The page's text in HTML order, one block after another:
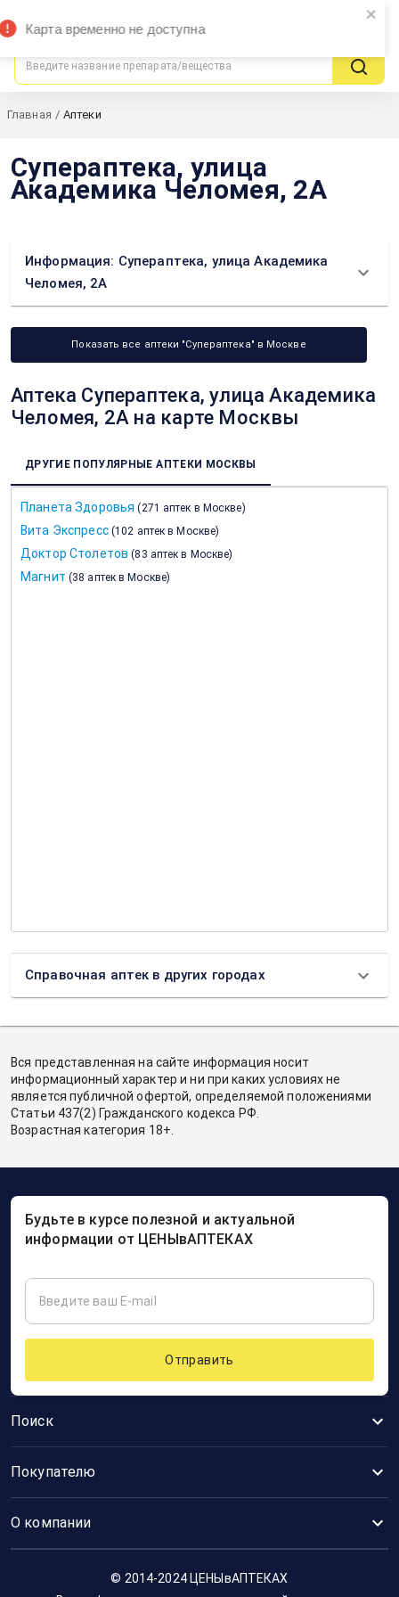
поиск выгодных предложений
Главная / Аптеки
Супераптека, улица
Академика Челомея, 2А
Информация: Супераптека, улица Академика
Челомея, 2А
Показать все аптеки "Супераптека" в Москве
Аптека Супераптека, улица Академика
Челомея, 2А на карте Москвы
ДРУГИЕ ПОПУЛЯРНЫЕ АПТЕКИ МОСКВЫ
Планета Здоровья (271 аптек в Москве)
Вита Экспресс (102 аптек в Москве)
Доктор Столетов (83 аптек в Москве)
Магнит (38 аптек в Москве)
Справочная аптек в других городах
Вся представленная на сайте информация носит
информационный характер и ни при каких условиях не
является публичной офертой, определяемой положениями
Статьи 437(2) Гражданского кодекса РФ.
Возрастная категория 18+.
Поиск
Покупателю
О компании
Будьте в курсе полезной и актуальной
информации от ЦЕНЫвАПТЕКАХ
Отправить
© 2014-2024 ЦЕНЫвАПТЕКАХ
Карта временно не доступна